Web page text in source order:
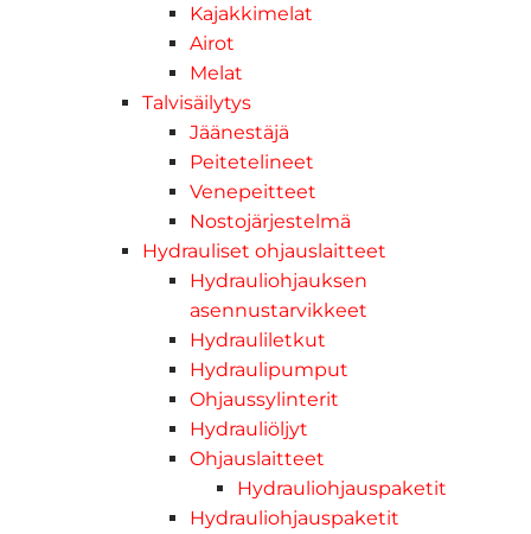
Kajakkimelat
Airot
Melat
Talvisäilytys
Jäänestäjä
Peitetelineet
Venepeitteet
Nostojärjestelmä
Hydrauliset ohjauslaitteet
Hydrauliohjauksen
asennustarvikkeet
Hydrauliletkut
Hydraulipumput
Ohjaussylinterit
Hydrauliöljyt
Ohjauslaitteet
Hydrauliohjauspaketit
Hydrauliohjauspaketit